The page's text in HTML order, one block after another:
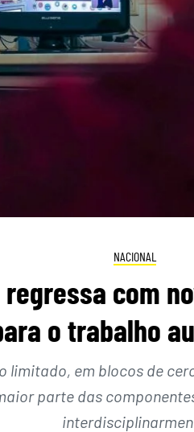
NACIONAL
com
o trabalho
limitado, em blocos de
parte das